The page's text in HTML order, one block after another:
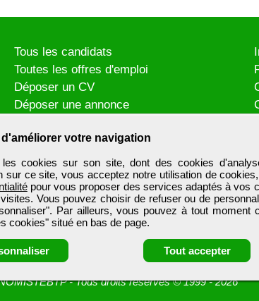
votre navigation
les cookies sur son site, dont des cookies
sur ce site, vous acceptez notre utilisation de
pour vous proposer des services adaptés à vos
Vous pouvez choisir de refuser ou de
Par ailleurs, vous pouvez à tout moment
cookies" situé en bas de page.
Tout accepter
Tous les candidats
Toutes les offres d'emploi
Déposer un CV
Déposer une annonce
-Tous droits réservés © 1999 - 2026